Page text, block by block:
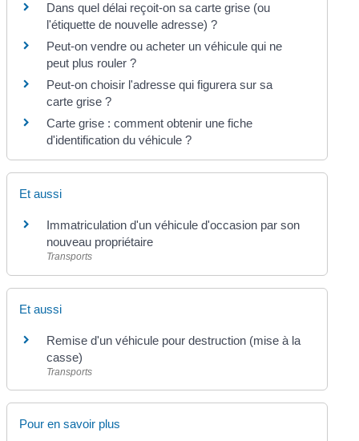
Dans quel délai reçoit-on sa carte grise (ou
l'étiquette de nouvelle adresse) ?
Peut-on vendre ou acheter un véhicule qui ne
peut plus rouler ?
Peut-on choisir l'adresse qui figurera sur sa
carte grise ?
Carte grise : comment obtenir une fiche
d'identification du véhicule ?
Et aussi
Immatriculation d'un véhicule d'occasion par son
nouveau propriétaire
Transports
Et aussi
Remise d'un véhicule pour destruction (mise à la
casse)
Transports
Pour en savoir plus